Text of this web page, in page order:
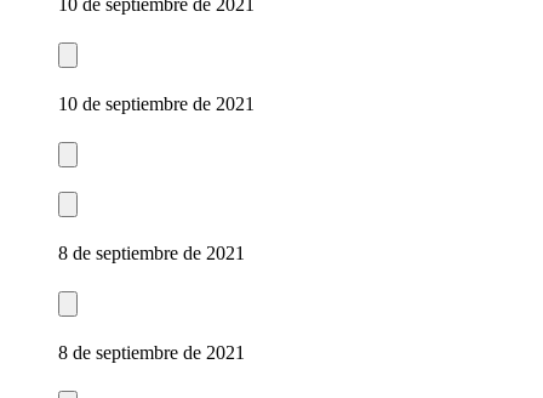
10 de septiembre de 2021
8 de septiembre de 2021
8 de septiembre de 2021